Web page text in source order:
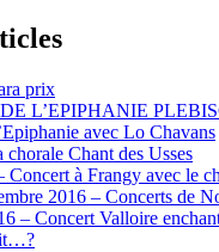
prix
L’EPIPHANIE
avec Lo Chavans
chorale Chant des Usses
Concert à Frangy avec le
2016 – Concerts de
– Concert Valloire